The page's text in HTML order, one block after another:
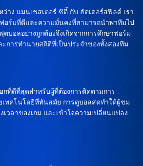
ว่าง แมนเชสเตอร์ ซิตี้ กับ ฮัดเดอร์สฟิลด์ เรา
อร์มที่ดีและความมั่นคงที่สามารถนำพาทีมไป
บอลอย่างถูกต้องจึงเกิดจากการศึกษาฟอร์ม
การทำนายสถิติที่เป็นประจำของทั้งสองทีม
กที่ดีที่สุดสำหรับผู้ที่ต้องการติดตามการ
เทคโนโลยีที่ทันสมัย การดูบอลสดทำให้ผู้ชม
วลาของเกม และเข้าใจความเปลี่ยนแปลง